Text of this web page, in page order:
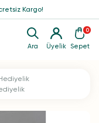
Ara Üyelik
0
Sepet
Kargo!